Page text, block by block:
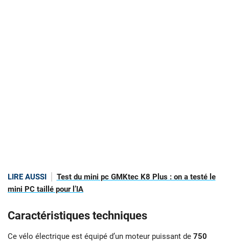
LIRE AUSSI
Test du mini pc GMKtec K8 Plus : on a testé le
mini PC taillé pour l’IA
Caractéristiques techniques
Ce vélo électrique est équipé d’un moteur puissant de 750